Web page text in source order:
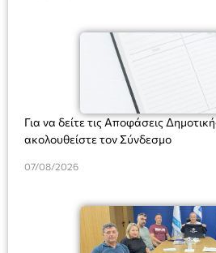
Για να δείτε τις Αποφάσεις
ακολουθείστε τον Σύνδεσμο
07/08/2026